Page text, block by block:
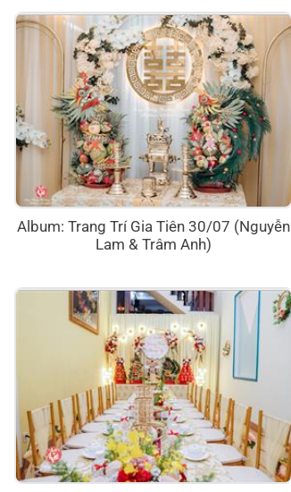
Album: Trang Trí Gia Tiên 30/07 (Nguyễn
Lam & Trâm Anh)